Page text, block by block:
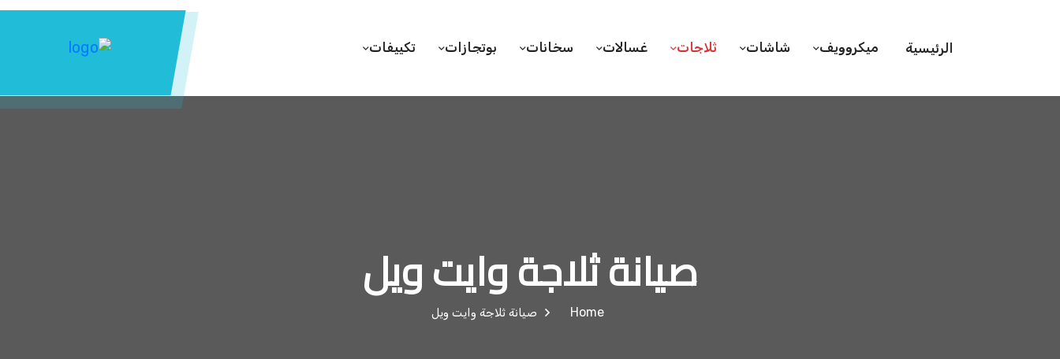
الرئيسية ميكروويف شاشات ثلاجات غسالات سخانات بوتجازات تكييفات
صيانة ثلاجة وايت ويل
Home صيانة ثلاجة وايت ويل